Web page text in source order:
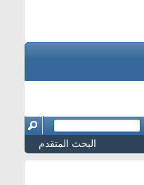
البحث المتقدم